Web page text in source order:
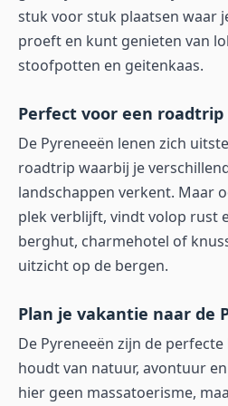
stuk voor stuk plaatsen waar
proeft en kunt genieten van
stoofpotten en geitenkaas.
Perfect voor een
De Pyreneeën lenen zich
roadtrip waarbij je
landschappen verkent. Maar
plek verblijft, vindt volop rust
berghut, charmehotel of
uitzicht op de bergen.
Plan je vakantie naar de
De Pyreneeën zijn de
houdt van natuur, avontuur
hier geen massatoerisme,